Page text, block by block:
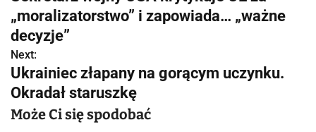
a
w
i
g
a
„moralizatorstwo” i zapowiada… „ważne
decyzje”
Next:
Ukrainiec złapany na gorącym uczynku.
Okradał staruszkę
Może Ci się spodobać